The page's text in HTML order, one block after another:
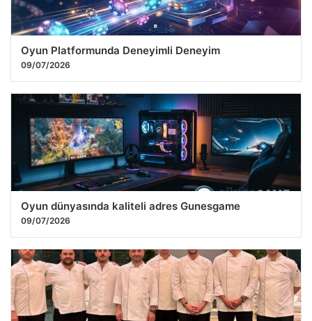
Oyun Platformunda Deneyimli Deneyim
09/07/2026
Oyun dünyasında kaliteli adres Gunesgame
09/07/2026